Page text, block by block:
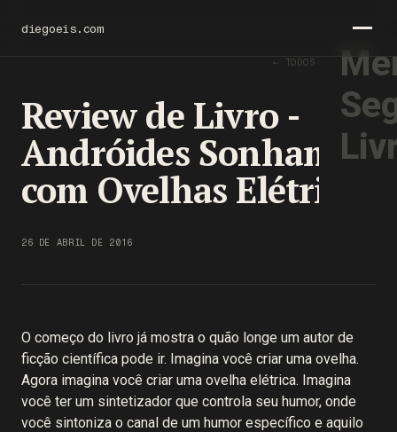
diegoeis.com
← TODOS OS TEXTOS
Review de Livro -
Andróides Sonham
com Ovelhas Elétricas
26 DE ABRIL DE 2016
O começo do livro já mostra o quão longe um autor de
ficção científica pode ir. Imagina você criar uma ovelha.
Agora imagina você criar uma ovelha elétrica. Imagina
você ter um sintetizador que controla seu humor, onde
você sintoniza o canal de um humor específico e aquilo